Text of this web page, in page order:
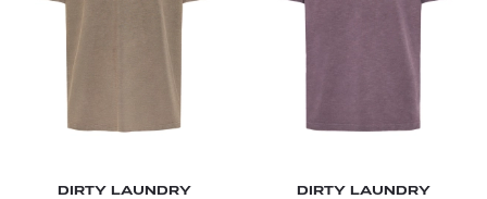
DIRTY LAUNDRY
DIRTY LAUNDRY